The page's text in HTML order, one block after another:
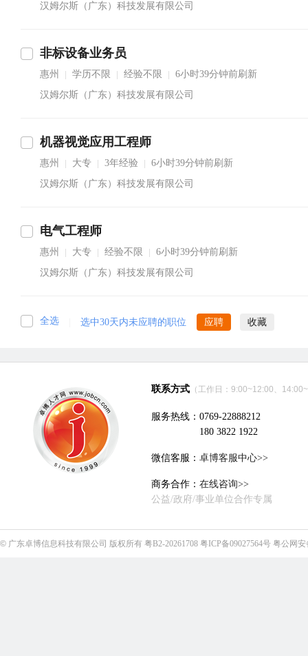
汉姆尔斯（广东）科技发展有限公司
非标设备业务员
惠州 学历不限 经验不限
6小时39分钟前刷新
汉姆尔斯（广东）科技发展有限公司
机器视觉应用工程师
惠州 大专 3年经验
6小时39分钟前刷新
汉姆尔斯（广东）科技发展有限公司
电气工程师
惠州 大专 经验不限
6小时39分钟前刷新
汉姆尔斯（广东）科技发展有限公司
全选 选中30天内未应聘的职位 应聘 收藏
联系方式 （工作日：9:00~12:00、
服务热线：0769-22888212
180 3822 1922
微信客服： 卓博客服中心>>
商务合作： 在线咨询>>
公益/政府/事业单位合作专属
© 广东卓博信息科技有限公司 版权所有 粤B2-20261708 粤ICP备09027564号 粤公网安